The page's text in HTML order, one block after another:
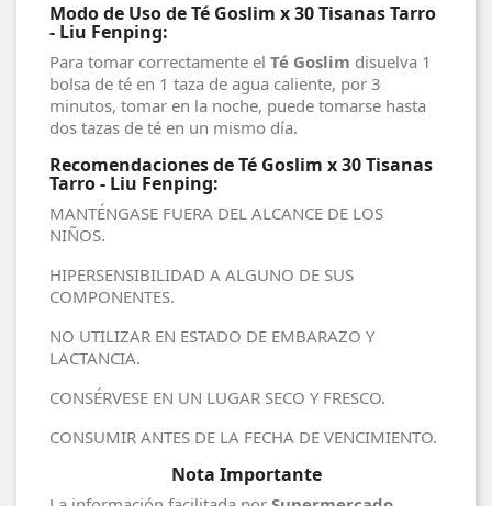
Modo de Uso de Té Goslim x 30 Tisanas Tarro
- Liu Fenping:
Para tomar correctamente el Té Goslim disuelva 1
bolsa de té en 1 taza de agua caliente, por 3
minutos, tomar en la noche, puede tomarse hasta
dos tazas de té en un mismo día.
Recomendaciones de Té Goslim x 30 Tisanas
Tarro - Liu Fenping:
MANTÉNGASE FUERA DEL ALCANCE DE LOS
NIÑOS.
HIPERSENSIBILIDAD A ALGUNO DE SUS
COMPONENTES.
NO UTILIZAR EN ESTADO DE EMBARAZO Y
LACTANCIA.
CONSÉRVESE EN UN LUGAR SECO Y FRESCO.
CONSUMIR ANTES DE LA FECHA DE VENCIMIENTO.
Nota Importante